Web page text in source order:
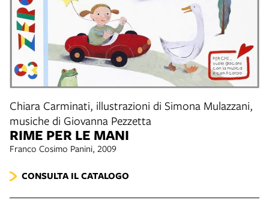
Chiara Carminati, illustrazioni di Simona Mulazzani,
musiche di Giovanna Pezzetta
RIME PER LE MANI
Franco Cosimo Panini, 2009
CONSULTA IL CATALOGO